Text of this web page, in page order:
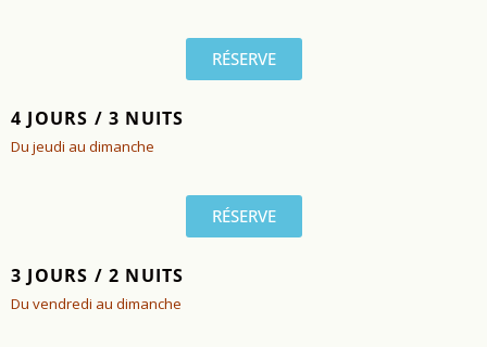
RÉSERVE
4 JOURS / 3 NUITS
Du jeudi au dimanche
RÉSERVE
3 JOURS / 2 NUITS
Du vendredi au dimanche